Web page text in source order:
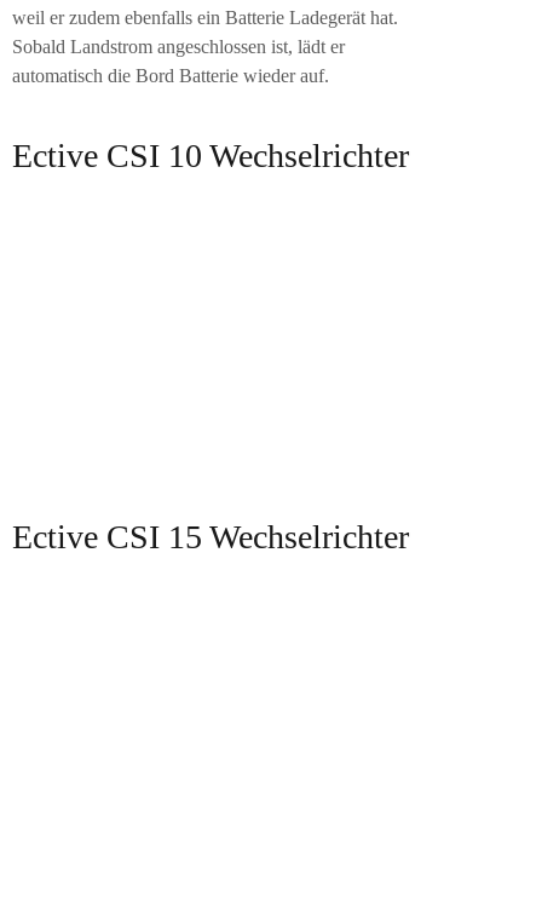
weil er zudem ebenfalls ein Batterie Ladegerät hat.
Sobald Landstrom angeschlossen ist, lädt er
automatisch die Bord Batterie wieder auf.
Ective CSI 10 Wechselrichter
Ective CSI 15 Wechselrichter